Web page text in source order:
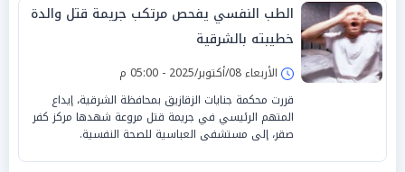
الطب النفسي يفحص مرتكب جريمة قتل والدة
خطيبته بالشرقية
الأربعاء 08/أكتوبر/2025 - 05:00 م
قررت محكمة جنايات الزقازيق بمحافظة الشرقية، إيداع
المتهم الرئيسي في جريمة قتل مروعة شهدها مركز كفر
صقر، إلى مستشفى العباسية للصحة النفسية.